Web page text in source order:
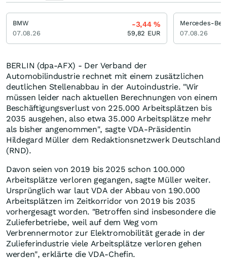
BERLIN (dpa-AFX) - Der Verband der
Automobilindustrie rechnet mit einem zusätzlichen
deutlichen Stellenabbau in der Autoindustrie. "Wir
müssen leider nach aktuellen Berechnungen von einem
Beschäftigungsverlust von 225.000 Arbeitsplätzen bis
2035 ausgehen, also etwa 35.000 Arbeitsplätze mehr
als bisher angenommen", sagte VDA-Präsidentin
Hildegard Müller dem Redaktionsnetzwerk Deutschland
(RND).
Davon seien von 2019 bis 2025 schon 100.000
Arbeitsplätze verloren gegangen, sagte Müller weiter.
Ursprünglich war laut VDA der Abbau von 190.000
Arbeitsplätzen im Zeitkorridor von 2019 bis 2035
vorhergesagt worden. "Betroffen sind insbesondere die
Zulieferbetriebe, weil auf dem Weg vom
Verbrennermotor zur Elektromobilität gerade in der
Zulieferindustrie viele Arbeitsplätze verloren gehen
werden", erklärte die VDA-Chefin.
BMW
07.08.26
-3,44%
59,82 EUR
Mercedes-
07.08.26